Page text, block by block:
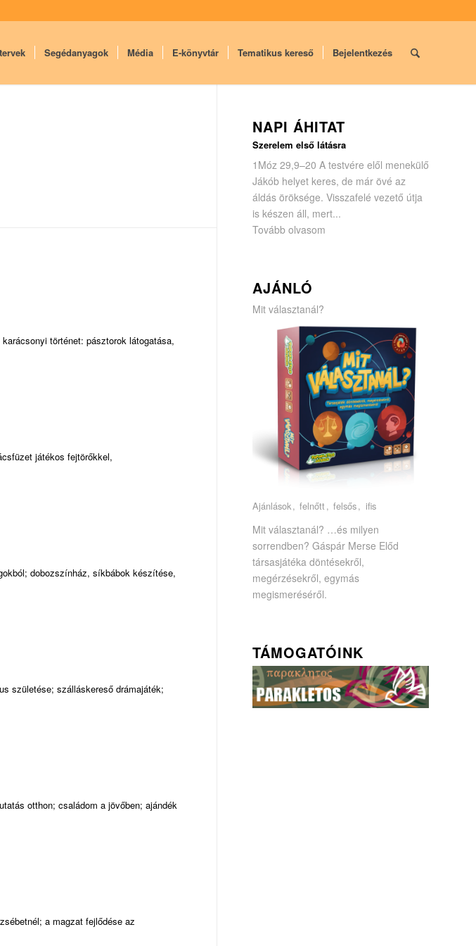
Segédanyagok Média E-könyvtár Tematikus kereső Bejelentkezés
történet: pásztorok látogatása,
játékos fejtörőkkel,
dobozszínház, síkbábok készítése,
születése; szálláskereső drámajáték;
otthon; családom a jövőben; ajándék
a magzat fejlődése az
NAPI ÁHITAT
Szerelem első látásra
1Móz 29,9–20 A testvére elől menekülő
Jákób helyet keres, de már övé az
áldás öröksége. Visszafelé vezető útja
is készen áll, mert...
Tovább olvasom
AJÁNLÓ
Mit választanál?
Ajánlások felnőtt felsős ifis
Mit választanál? …és milyen
sorrendben? Gáspár Merse Előd
társasjátéka döntésekről,
megérzésekről, egymás
megismeréséről.
TÁMOGATÓINK